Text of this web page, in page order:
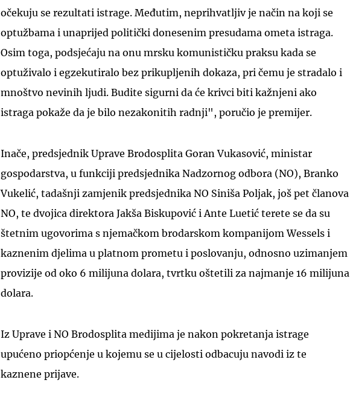
očekuju se rezultati istrage. Međutim, neprihvatljiv je način na koji se
optužbama i unaprijed politički donesenim presudama ometa istraga.
Osim toga, podsjećaju na onu mrsku komunističku praksu kada se
optuživalo i egzekutiralo bez prikupljenih dokaza, pri čemu je stradalo i
mnoštvo nevinih ljudi. Budite sigurni da će krivci biti kažnjeni ako
istraga pokaže da je bilo nezakonitih radnji", poručio je premijer.
Inače, predsjednik Uprave Brodosplita Goran Vukasović, ministar
gospodarstva, u funkciji predsjednika Nadzornog odbora (NO), Branko
Vukelić, tadašnji zamjenik predsjednika NO Siniša Poljak, još pet članova
NO, te dvojica direktora Jakša Biskupović i Ante Luetić terete se da su
štetnim ugovorima s njemačkom brodarskom kompanijom Wessels i
kaznenim djelima u platnom prometu i poslovanju, odnosno uzimanjem
provizije od oko 6 milijuna dolara, tvrtku oštetili za najmanje 16 milijuna
dolara.
Iz Uprave i NO Brodosplita medijima je nakon pokretanja istrage
upućeno priopćenje u kojemu se u cijelosti odbacuju navodi iz te
kaznene prijave.